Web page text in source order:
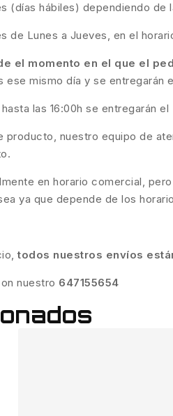
(días hábiles) dependiendo de
de Lunes a Jueves, en el
el momento en el que el
ese mismo día y se entregarán
las 16:00h se entregarán
producto, nuestro equipo de
en horario comercial,
ya que depende de los
todos nuestros envíos
nuestro 647155654